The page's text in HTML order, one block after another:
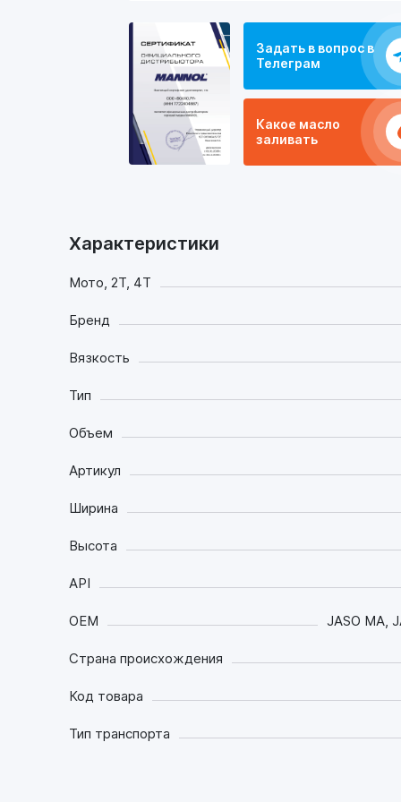
Задать в вопрос в
Телеграм
Какое масло
заливать
Характеристики
Мото, 2Т, 4Т
Бренд
Вязкость
Тип
Объем
Артикул
Ширина
Высота
API
OEM JASO MA,
Страна происхождения
Код товара
Тип транспорта